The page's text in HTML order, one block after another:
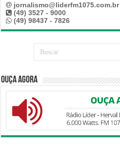
jornalismo@liderfm1075.com.br
(49) 3527 - 9000
(49) 98437 - 7826
Ouça Agora